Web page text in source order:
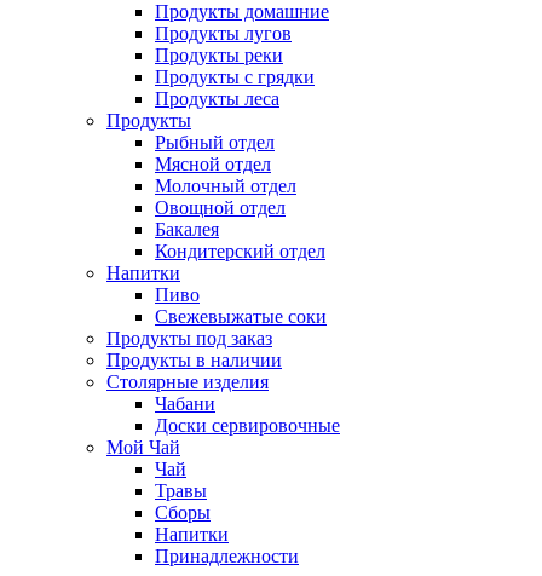
Продукты домашние
Продукты лугов
Продукты реки
Продукты с грядки
Продукты леса
Продукты
Рыбный отдел
Мясной отдел
Молочный отдел
Овощной отдел
Бакалея
Кондитерский отдел
Напитки
Пиво
Cвежевыжатые соки
Продукты под заказ
Продукты в наличии
Столярные изделия
Чабани
Доски сервировочные
Мой Чай
Чай
Травы
Сборы
Напитки
Принадлежности